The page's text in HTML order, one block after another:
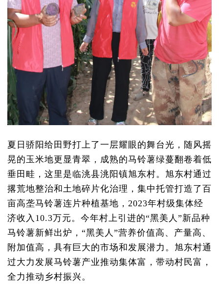
夏日骄阳给田野打上了一层耀眼的舞台光，随风摇
晃的玉米地更显青翠，成熟的马铃薯绿蔓翻卷着低
垂田畦，这里是临洮县洮阳镇旭东村。旭东村通过
撂荒地整治和土地碎片化治理，集中托管打造了百
亩高垄马铃薯连片种植基地，2023年村级集体经
济收入10.3万元。今年村上引进的“黑美人”新品种
马铃薯新鲜出炉，“黑美人”营养价值高、产量高、
附加值高，具有巨大的市场和发展潜力。旭东村通
过大力发展马铃薯产业推动集体富，带动村民富，
全力推动乡村振兴。